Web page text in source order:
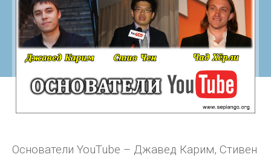
Основатели YouTube – Джавед Карим, Стивен